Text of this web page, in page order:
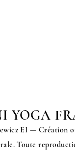
YOGA
EI — Création
Toute